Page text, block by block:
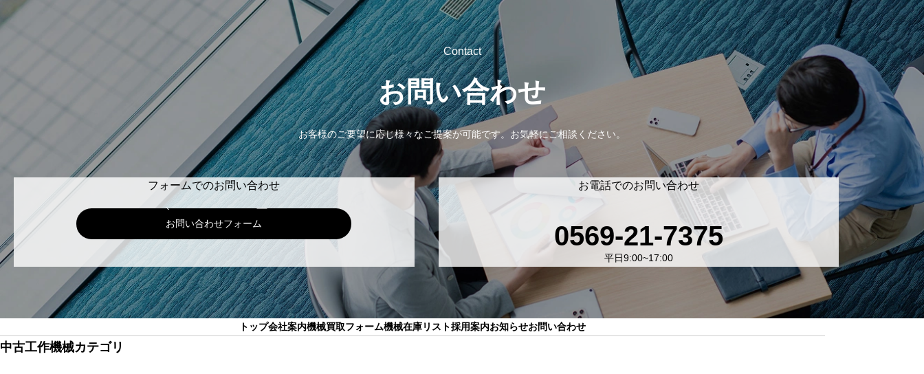
Contact
お問い合わせ
お客様のご要望に応じ様々なご提案が可能です。 お気軽にご相談ください。
フォームでのお問い合わせ
お問い合わせフォーム
お電話でのお問い合わせ
0569-21-7375
平日9:00~17:00
トップ会社案内機械買取フォーム機械在庫リスト採用案内お知らせお問い合わせ
中古工作機械カテゴリ